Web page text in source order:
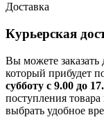
Доставка
Курьерская
Вы можете заказать
который прибудет
субботу с 9.00 до
поступления
выбрать удобное